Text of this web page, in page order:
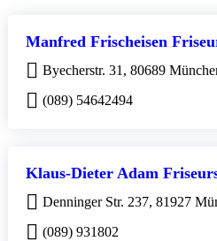
Manfred Frischeisen
Byecherstr. 31, 80689
(089) 54642494
Klaus-Dieter Adam
Denninger Str. 237, 81927
(089) 931802